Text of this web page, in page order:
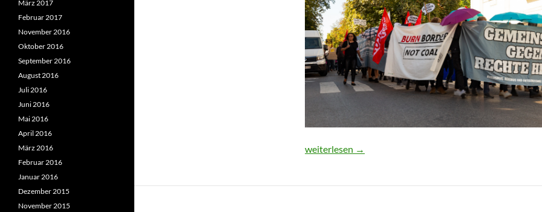
Rosenheim zeigt erneut Gesicht
weiterlesen →
März 2017
Februar 2017
November 2016
Oktober 2016
September 2016
August 2016
Juli 2016
Juni 2016
Mai 2016
April 2016
März 2016
Februar 2016
Januar 2016
Dezember 2015
November 2015